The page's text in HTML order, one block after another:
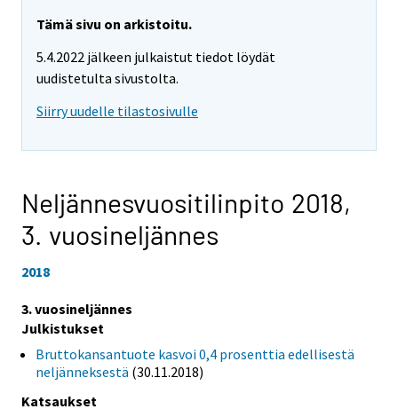
Tämä sivu on arkistoitu.
5.4.2022 jälkeen julkaistut tiedot löydät
uudistetulta sivustolta.
Siirry uudelle tilastosivulle
Neljännesvuositilinpito 2018,
3. vuosineljännes
2018
3. vuosineljännes
Julkistukset
Bruttokansantuote kasvoi 0,4 prosenttia edellisestä
neljänneksestä (30.11.2018)
Katsaukset